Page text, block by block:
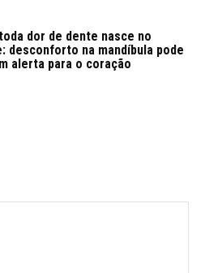
dor de dente nasce no
desconforto na mandíbula pode
alerta para o coração